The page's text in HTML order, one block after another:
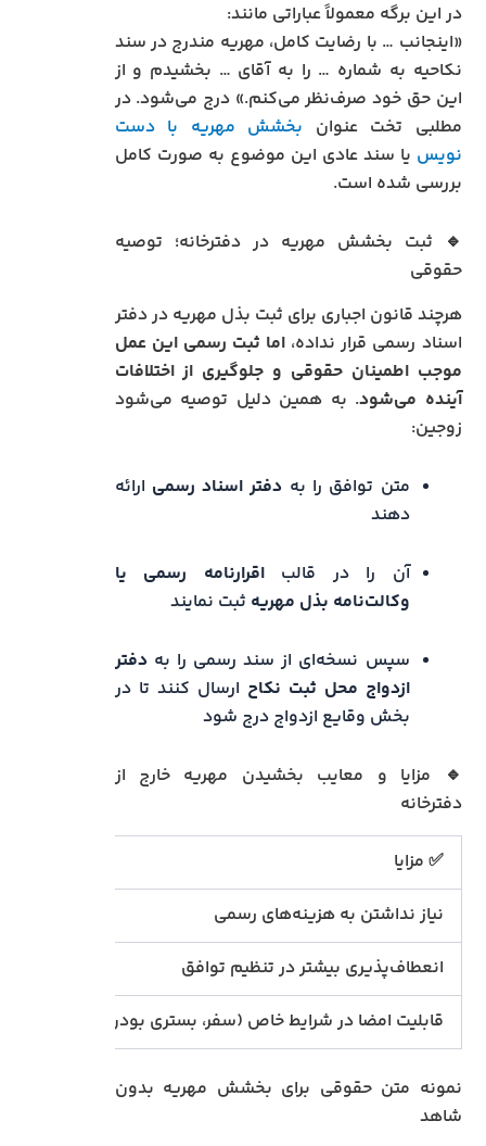
در این برگه معمولاً عباراتی مانند:
«اینجانب … با رضایت کامل، مهریه مندرج در سند
نکاحیه به شماره … را به آقای … بخشیدم و از
این حق خود صرف‌نظر می‌کنم.» درج می‌شود. در
مطلبی تخت عنوان بخشش مهریه با دست
نویس یا سند عادی این موضوع به صورت کامل
بررسی شده است.
🔹 ثبت بخشش مهریه در دفترخانه؛ توصیه
حقوقی
هرچند قانون اجباری برای ثبت بذل مهریه در دفتر
اسناد رسمی قرار نداده، اما ثبت رسمی این عمل
موجب اطمینان حقوقی و جلوگیری از اختلافات
آینده می‌شود. به همین دلیل توصیه می‌شود
زوجین:
متن توافق را به دفتر اسناد رسمی ارائه
دهند
آن را در قالباقرارنامه رسمی یا
وکالت‌نامه بذل مهریه ثبت نمایند
سپس نسخه‌ای از سند رسمی را بهدفتر
ازدواج محل ثبت نکاح ارسال کنند تا در
بخش وقایع ازدواج درج شود
🔹 مزایا و معایب بخشیدن مهریه خارج از
دفترخانه
✅ مزایا
نیاز نداشتن به هزینه‌های رسمی
انعطاف‌پذیری بیشتر در تنظیم توافق
قابلیت امضا در شرایط خاص (سفر، بستری بودن)
نمونه متن حقوقی برای بخشش مهریه بدون
شاهد